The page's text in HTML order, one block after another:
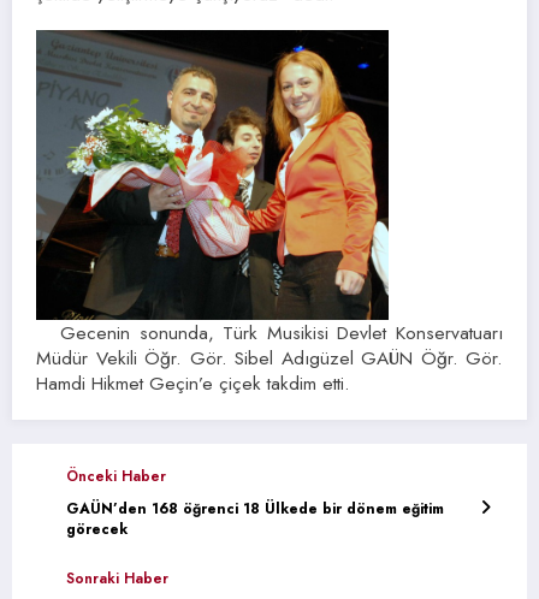
Gecenin sonunda, Türk Musikisi Devlet Konservatuarı
Müdür Vekili Öğr. Gör. Sibel Adıgüzel GAÜN Öğr. Gör.
Hamdi Hikmet Geçin’e çiçek takdim etti.
Önceki Haber
GAÜN’den 168 öğrenci 18 Ülkede bir dönem eğitim
görecek
Sonraki Haber